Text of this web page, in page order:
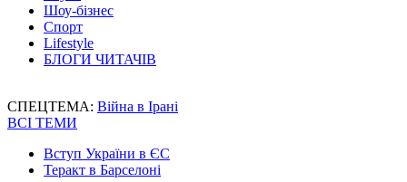
Шоу-бізнес
Спорт
Lifestyle
БЛОГИ ЧИТАЧІВ
СПЕЦТЕМА: Війна в Ірані
ВСІ ТЕМИ
Вступ України в ЄС
Теракт в Барселоні